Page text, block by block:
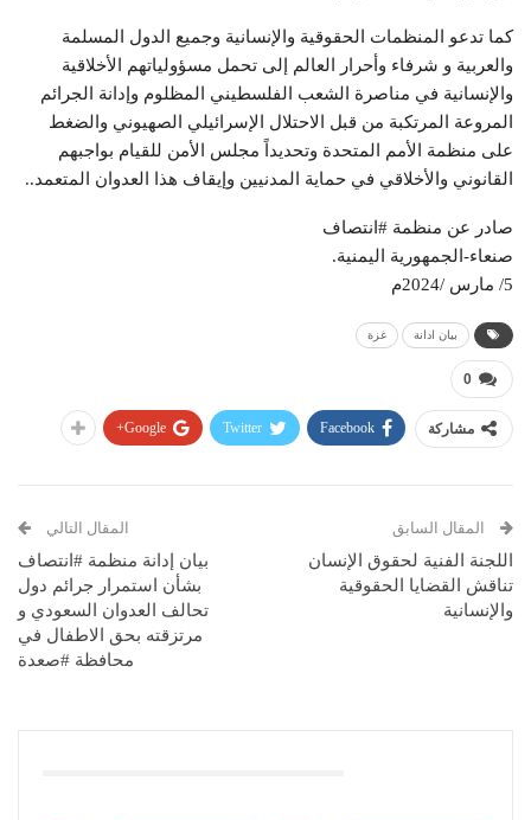
كما تدعو المنظمات الحقوقية والإنسانية وجميع الدول المسلمة
والعربية و شرفاء وأحرار العالم إلى تحمل مسؤولياتهم الأخلاقية
والإنسانية في مناصرة الشعب الفلسطيني المظلوم وإدانة الجرائم
المروعة المرتكبة من قبل الاحتلال الإسرائيلي الصهيوني والضغط
على منظمة الأمم المتحدة وتحديداً مجلس الأمن للقيام بواجبهم
القانوني والأخلاقي في حماية المدنيين وإيقاف هذا العدوان المتعمد..
صادر عن منظمة #انتصاف
صنعاء-الجمهورية اليمنية.
5/ مارس /2024م
بيان ادانة غزة
0
مشاركة Facebook
Twitter
Google+
المقال السابق
اللجنة الفنية لحقوق الإنسان
تناقش القضايا الحقوقية
والإنسانية
المقال التالي
بيان إدانة منظمة #انتصاف
بشأن استمرار جرائم دول
تحالف العدوان السعودي و
مرتزقته بحق الاطفال في
محافظة #صعدة